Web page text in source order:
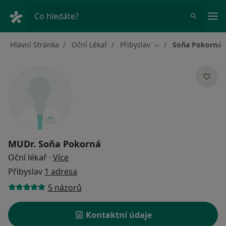
Co hledáte?
Hlavní Stránka Oční Lékař Přibyslav Změna města
Soňa Pokorná
MUDr. Soňa Pokorná
Oční lékař · Více
Přibyslav 1 adresa
5 názorů
Kontaktní údaje